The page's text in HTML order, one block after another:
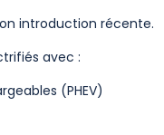
introduction récente.
avec :
(PHEV)